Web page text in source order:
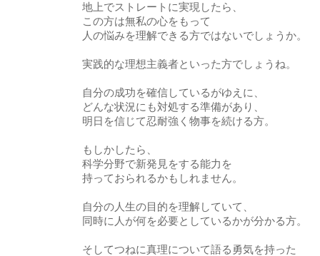
地上でストレートに実現したら、
この方は無私の心をもって
人の悩みを理解できる方ではないでしょうか。
実践的な理想主義者といった方でしょうね。
自分の成功を確信しているがゆえに、
どんな状況にも対処する準備があり、
明日を信じて忍耐強く物事を続ける方。
もしかしたら、
科学分野で新発見をする能力を
持っておられるかもしれません。
自分の人生の目的を理解していて、
同時に人が何を必要としているかが分かる方。
そしてつねに真理について語る勇気を持った